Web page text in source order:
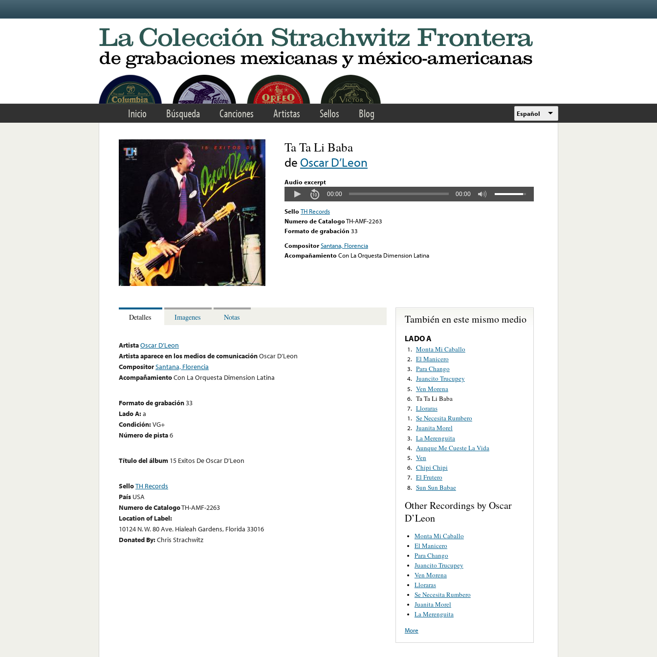
Inicio Búsqueda Canciones Artistas Sellos Blog Español
Ta Ta Li Baba
de Oscar D’Leon
Audio excerpt
00:00 00:00
Sello TH Records
Numero de CatalogoTH-AMF-2263
Formato de grabación 33
CompositorSantana, Florencia
Acompañamiento Con La Orquesta Dimension Latina
Detalles Imagenes Notas
ArtistaOscar D’Leon
Artista aparece en los medios de comunicaciónOscar D’Leon
CompositorSantana, Florencia
AcompañamientoCon La Orquesta Dimension Latina
Formato de grabación33
Lado A:a
Condición:VG+
Número de pista6
Título del álbum 15 Exitos De Oscar D’Leon
SelloTH Records
País USA
Numero de CatalogoTH-AMF-2263
Location of Label:
10124 N. W. 80 Ave. Hialeah Gardens, Florida 33016
Donated By:Chris Strachwitz
También en este mismo medio
LADO A
1. Monta Mi Caballo
2. El Manicero
3. Para Chango
4. Juancito Trucupey
5. Ven Morena
6. Ta Ta Li Baba
7. Lloraras
1. Se Necesita Rumbero
2. Juanita Morel
3. La Merenguita
4. Aunque Me Cueste La Vida
5. Ven
6. Chipi Chipi
7. El Frutero
8. Sun Sun Babae
Other Recordings by Oscar
D’Leon
Monta Mi Caballo
El Manicero
Para Chango
Juancito Trucupey
Ven Morena
Lloraras
Se Necesita Rumbero
Juanita Morel
La Merenguita
More